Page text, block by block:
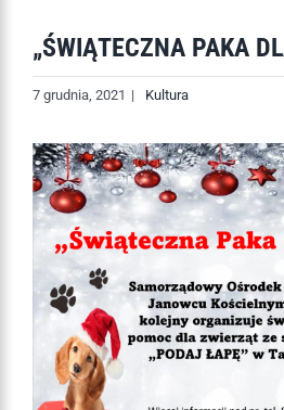
„ŚWIĄTECZNA PAKA
7 grudnia, 2021 | Kultura